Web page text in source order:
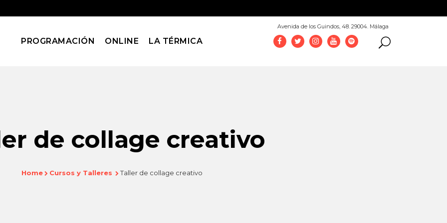
Avenida de los Guindos, 48. 29004. Málaga
PROGRAMACIÓN ONLINE LA TÉRMICA
de collage creativo
Home Cursos y Talleres Taller de collage creativo